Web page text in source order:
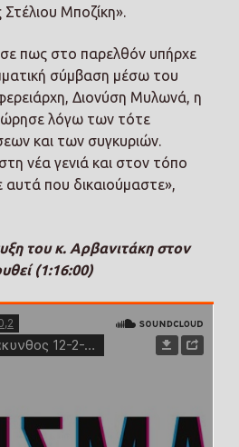
Στέλιου Μποζίκη».
πως στο παρελθόν υπήρχε
σύμβαση μέσω του
Διονύση Μυλωνά, η
λόγω των τότε
και των συγκυριών.
νέα γενιά και στον τόπο
αυτά που δικαιούμαστε»,
του κ. Αρβανιτάκη στον
(1:16:00)